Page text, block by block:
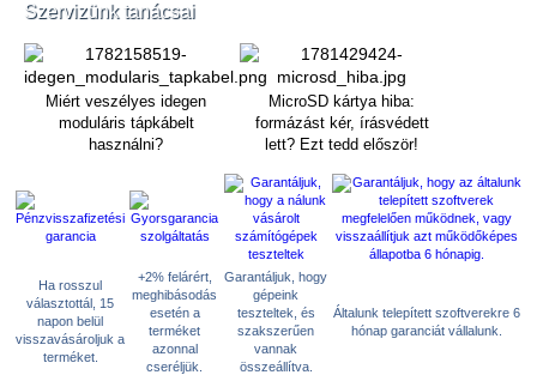
Szervizünk tanácsai
Miért veszélyes idegen
moduláris tápkábelt
használni?
MicroSD kártya hiba:
formázást kér, írásvédett
lett? Ezt tedd először!
Ha rosszul
választottál, 15
napon belül
visszavásároljuk a
terméket.
+2% felárért,
meghibásodás
esetén a
terméket
azonnal
cseréljük.
Garantáljuk, hogy
gépeink
teszteltek, és
szakszerűen
vannak
összeállítva.
Általunk telepített szoftverekre 6
hónap garanciát vállalunk.